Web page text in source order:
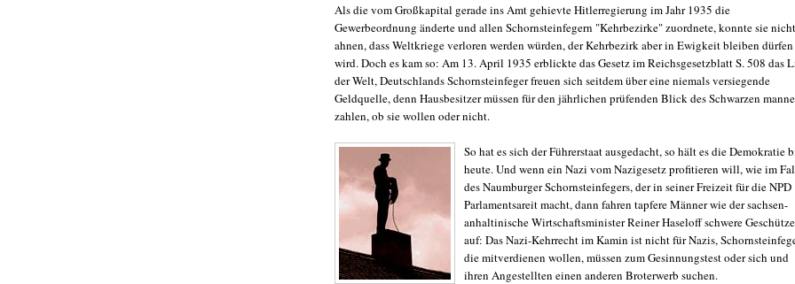
Als die vom Großkapital gerade ins Amt gehievte Hitlerregierung im Jahr 1935 die
Gewerbeordnung änderte und allen Schornsteinfegern "Kehrbezirke" zuordnete, konnte sie nicht
ahnen, dass Weltkriege verloren werden würden, der Kehrbezirk aber in Ewigkeit bleiben dürfen
wird. Doch es kam so: Am 13. April 1935 erblickte das Gesetz im Reichsgesetzblatt S. 508 das
der Welt, Deutschlands Schornsteinfeger freuen sich seitdem über eine niemals versiegende
Geldquelle, denn Hausbesitzer müssen für den jährlichen prüfenden Blick des Schwarzen
zahlen, ob sie wollen oder nicht.
So hat es sich der Führerstaat ausgedacht, so hält es die Demokratie
heute. Und wenn ein Nazi vom Nazigesetz profitieren will, wie im
des Naumburger Schornsteinfegers, der in seiner Freizeit für die NPD
Parlamentsareit macht, dann fahren tapfere Männer wie der sachsen-
anhaltinische Wirtschaftsminister Reiner Haseloff schwere Geschütze
auf: Das Nazi-Kehrrecht im Kamin ist nicht für Nazis,
die mitverdienen wollen, müssen zum Gesinnungstest oder sich und
ihren Angestellten einen anderen Broterwerb suchen.